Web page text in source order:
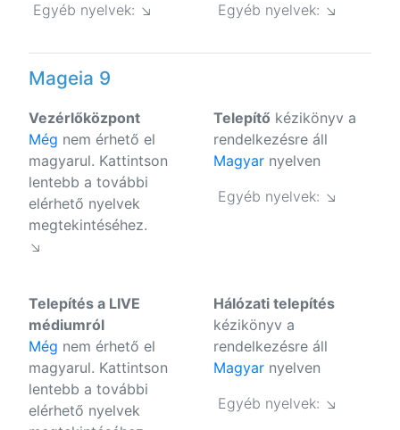
Egyéb nyelvek: ↘
Egyéb nyelvek: ↘
Mageia 9
Vezérlőközpont
Még nem érhető el
magyarul. Kattintson
lentebb a további
elérhető nyelvek
megtekintéséhez.
↘
Telepítő kézikönyv a
rendelkezésre áll
Magyar nyelven
Egyéb nyelvek: ↘
Telepítés a LIVE
médiumról
Még nem érhető el
magyarul. Kattintson
lentebb a további
elérhető nyelvek
Hálózati telepítés
kézikönyv a
rendelkezésre áll
Magyar nyelven
Egyéb nyelvek: ↘